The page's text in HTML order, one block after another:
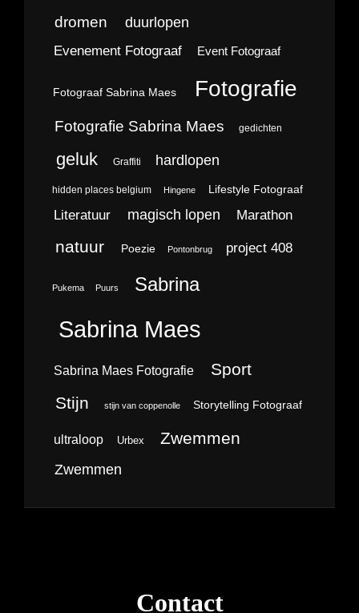
dromen duurlopen
Evenement Fotograaf Event Fotograaf
Fotograaf Sabrina Maes Fotografie
Fotografie Sabrina Maes gedichten
geluk Graffiti hardlopen
hidden places belgium Hingene Lifestyle Fotograaf
Literatuur magisch lopen Marathon
natuur Poezie Pontonbrug project 408
Pukema Puurs Sabrina
Sabrina Maes
Sabrina Maes Fotografie Sport
Stijn stijn van coppenolle Storytelling Fotograaf
ultraloop Urbex Zwemmen
Zwemmen
Contact